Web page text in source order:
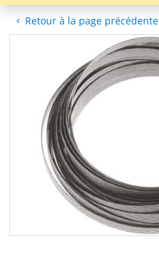
Retour à la page précédente